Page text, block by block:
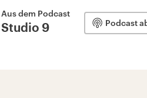
Aus dem Podcast
Studio 9 Podcast